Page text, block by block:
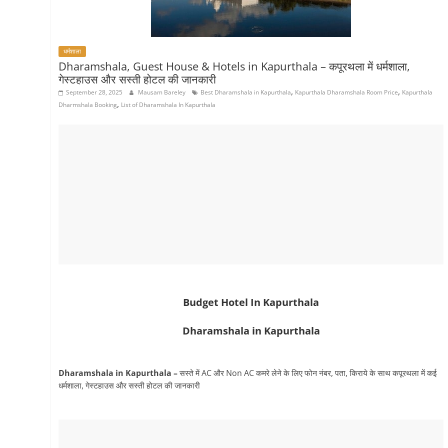
धर्मशाला
Dharamshala, Guest House & Hotels in Kapurthala – कपूरथला में धर्मशाला,
गेस्टहाउस और सस्ती होटल की जानकारी
September 28, 2025 Mausam Bareley Best Dharamshala in Kapurthala, Kapurthala Dharamshala Room Price, Kapurthala
Dharmshala Booking, List of Dharamshala In Kapurthala
Budget Hotel In Kapurthala
Dharamshala in Kapurthala
Dharamshala in Kapurthala –सस्ते में AC और Non AC कमरे लेने के लिए फोन नंबर, पता, किराये के साथ कपूरथला में कई
धर्मशाला, गेस्टहाउस और सस्ती होटल की जानकारी